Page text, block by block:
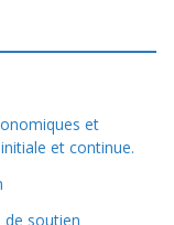
et
et continue.
de soutien